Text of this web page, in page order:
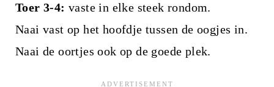
Toer 3-4: vaste in elke steek rondom.
Naai vast op het hoofdje tussen de oogjes in.
Naai de oortjes ook op de goede plek.